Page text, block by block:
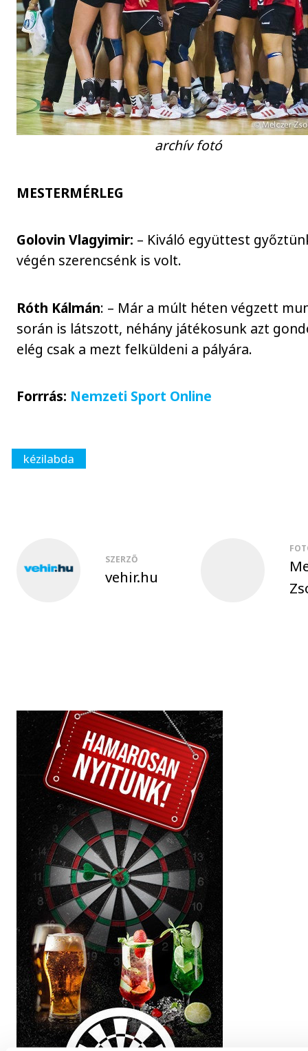
archív fotó
MESTERMÉRLEG
Golovin Vlagyimir: – Kiváló együttest
végén szerencsénk is volt.
Róth Kálmán: – Már a múlt héten végzett
során is látszott, néhány játékosunk azt
elég csak a mezt felküldeni a pályára.
Forrrás: Nemzeti Sport Online
kézilabda
SZERZŐ
vehir.hu